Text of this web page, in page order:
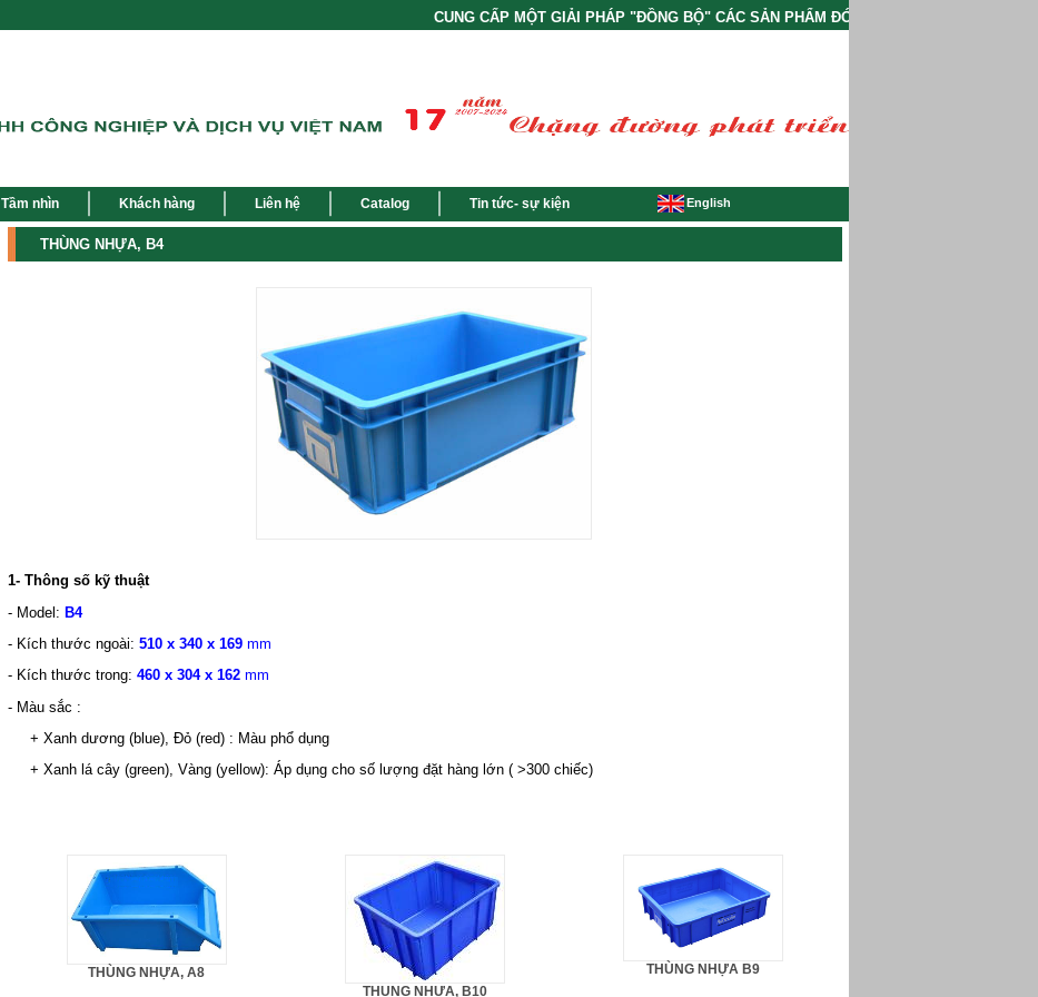
CUNG CẤP MỘT GIẢI PHÁP "ĐỒNG BỘ" CÁC SẢN PHẨM ĐÓNG GÓI VÀ PHỤ TRỢ
Tầm nhìn Khách hàng Liên hệ Catalog Tin tức- sự kiện English
THÙNG NHỰA, B4
1- Thông số kỹ thuật
- Model: B4
- Kích thước ngoài: 510 x 340 x 169mm
- Kích thước trong: 460 x 304 x 162 mm
- Màu sắc :
+ Xanh dương (blue), Đỏ (red) : Màu phổ dụng
+ Xanh lá cây (green), Vàng (yellow): Áp dụng cho số lượng đặt hàng lớn ( >300 chiếc)
THÙNG NHỰA, A8
THUNG NHỰA, B10
THÙNG NHỰA B9